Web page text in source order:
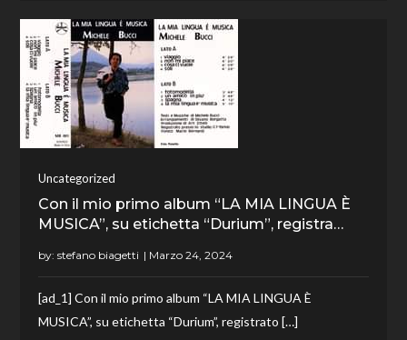
Uncategorized
Con il mio primo album “LA MIA LINGUA È
MUSICA”, su etichetta “Durium”, registra…
by:stefano biagetti
[ad_1] Con il mio primo album “LA MIA LINGUA È
MUSICA”, su etichetta “Durium”, registrato […]